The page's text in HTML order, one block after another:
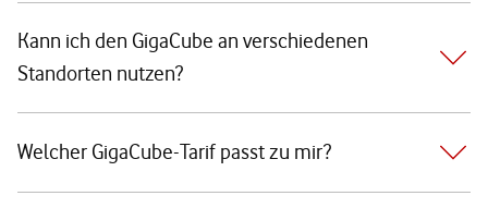
Kann ich den GigaCube an verschiedenen
Standorten nutzen?
Welcher GigaCube-Tarif passt zu mir?